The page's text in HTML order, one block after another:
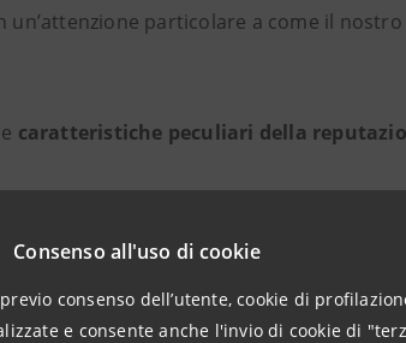
Consenso all'uso di cookie
consenso dell’utente, cookie di
e consente anche l'invio di cookie di
un’attenzione particolare a come il
caratteristiche peculiari della
, essendo infatti generata da
che può precedere l’esperienza